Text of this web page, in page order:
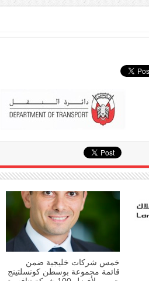
خمس شركات خليجية ضمن
قائمة مجموعة بوسطن كونسلتينج